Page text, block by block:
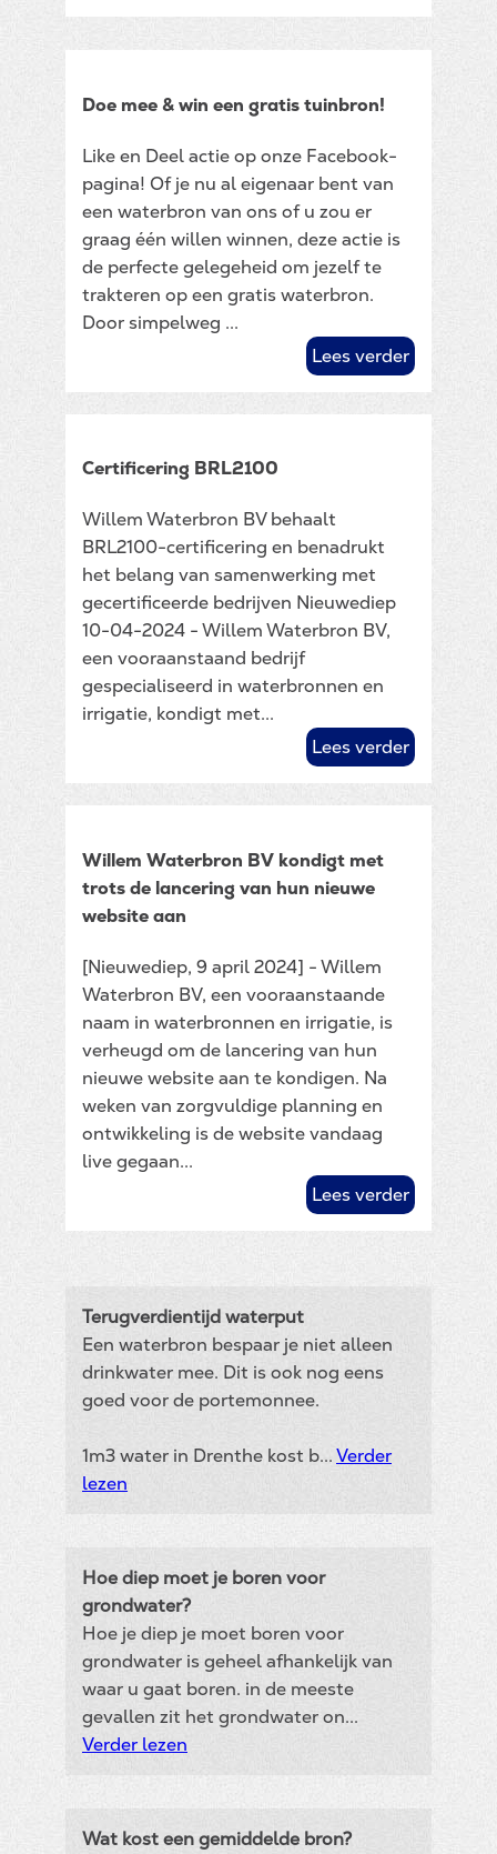
Doe mee & win een gratis tuinbron!
Like en Deel actie op onze Facebook-
pagina! Of je nu al eigenaar bent van
een waterbron van ons of u zou er
graag één willen winnen, deze actie is
de perfecte gelegeheid om jezelf te
trakteren op een gratis waterbron.
Door simpelweg ...
Lees verder
Certificering BRL2100
Willem Waterbron BV behaalt
BRL2100-certificering en benadrukt
het belang van samenwerking met
gecertificeerde bedrijven Nieuwediep
10-04-2024 - Willem Waterbron BV,
een vooraanstaand bedrijf
gespecialiseerd in waterbronnen en
irrigatie, kondigt met...
Lees verder
Willem Waterbron BV kondigt met
trots de lancering van hun nieuwe
website aan
[Nieuwediep, 9 april 2024] - Willem
Waterbron BV, een vooraanstaande
naam in waterbronnen en irrigatie, is
verheugd om de lancering van hun
nieuwe website aan te kondigen. Na
weken van zorgvuldige planning en
ontwikkeling is de website vandaag
live gegaan...
Lees verder
Terugverdientijd waterput
Een waterbron bespaar je niet alleen
drinkwater mee. Dit is ook nog eens
goed voor de portemonnee.
1m3 water in Drenthe kost b...Verder
lezen
Hoe diep moet je boren voor
grondwater?
Hoe je diep je moet boren voor
grondwater is geheel afhankelijk van
waar u gaat boren. in de meeste
gevallen zit het grondwater on...
Verder lezen
Wat kost een gemiddelde bron?